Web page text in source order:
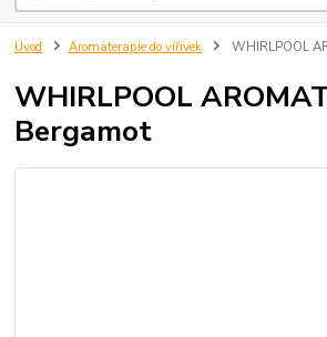
Úvod Aromaterapie do vířivek WHIRLPOOL
WHIRLPOOL
Bergamot